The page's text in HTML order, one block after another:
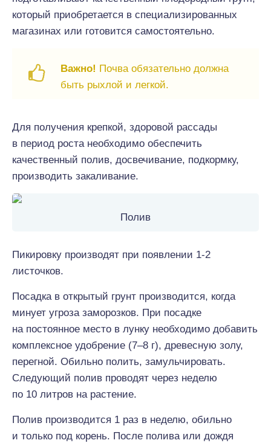
который приобретается в специализированных
магазинах или готовится самостоятельно.
Важно! Почва обязательно должна
быть рыхлой и легкой.
Для получения крепкой, здоровой рассады
в период роста необходимо обеспечить
качественный полив, досвечивание, подкормку,
производить закаливание.
Полив
Пикировку производят при появлении 1-2
листочков.
Посадка в открытый грунт производится, когда
минует угроза заморозков. При посадке
на постоянное место в лунку необходимо добавить
комплексное удобрение (7–8 г), древесную золу,
перегной. Обильно полить, замульчировать.
Следующий полив проводят через неделю
по 10 литров на растение.
Полив производится 1 раз в неделю, обильно
и только под корень. После полива или дождя